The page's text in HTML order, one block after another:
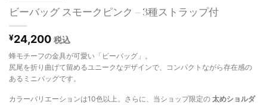
ビーバッグ スモークピンク – 3種ストラップ付
¥24,200 税込
蜂モチーフの金具が可愛い「ビーバッグ」。
尻尾を折り曲げて留めるユニークなデザインで、コンパクトながら存在感の
あるミニバッグです。
カラーバリエーションは10色以上。さらに、当ショップ限定の 太めショルダ